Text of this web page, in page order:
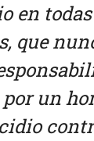
en
que
por un